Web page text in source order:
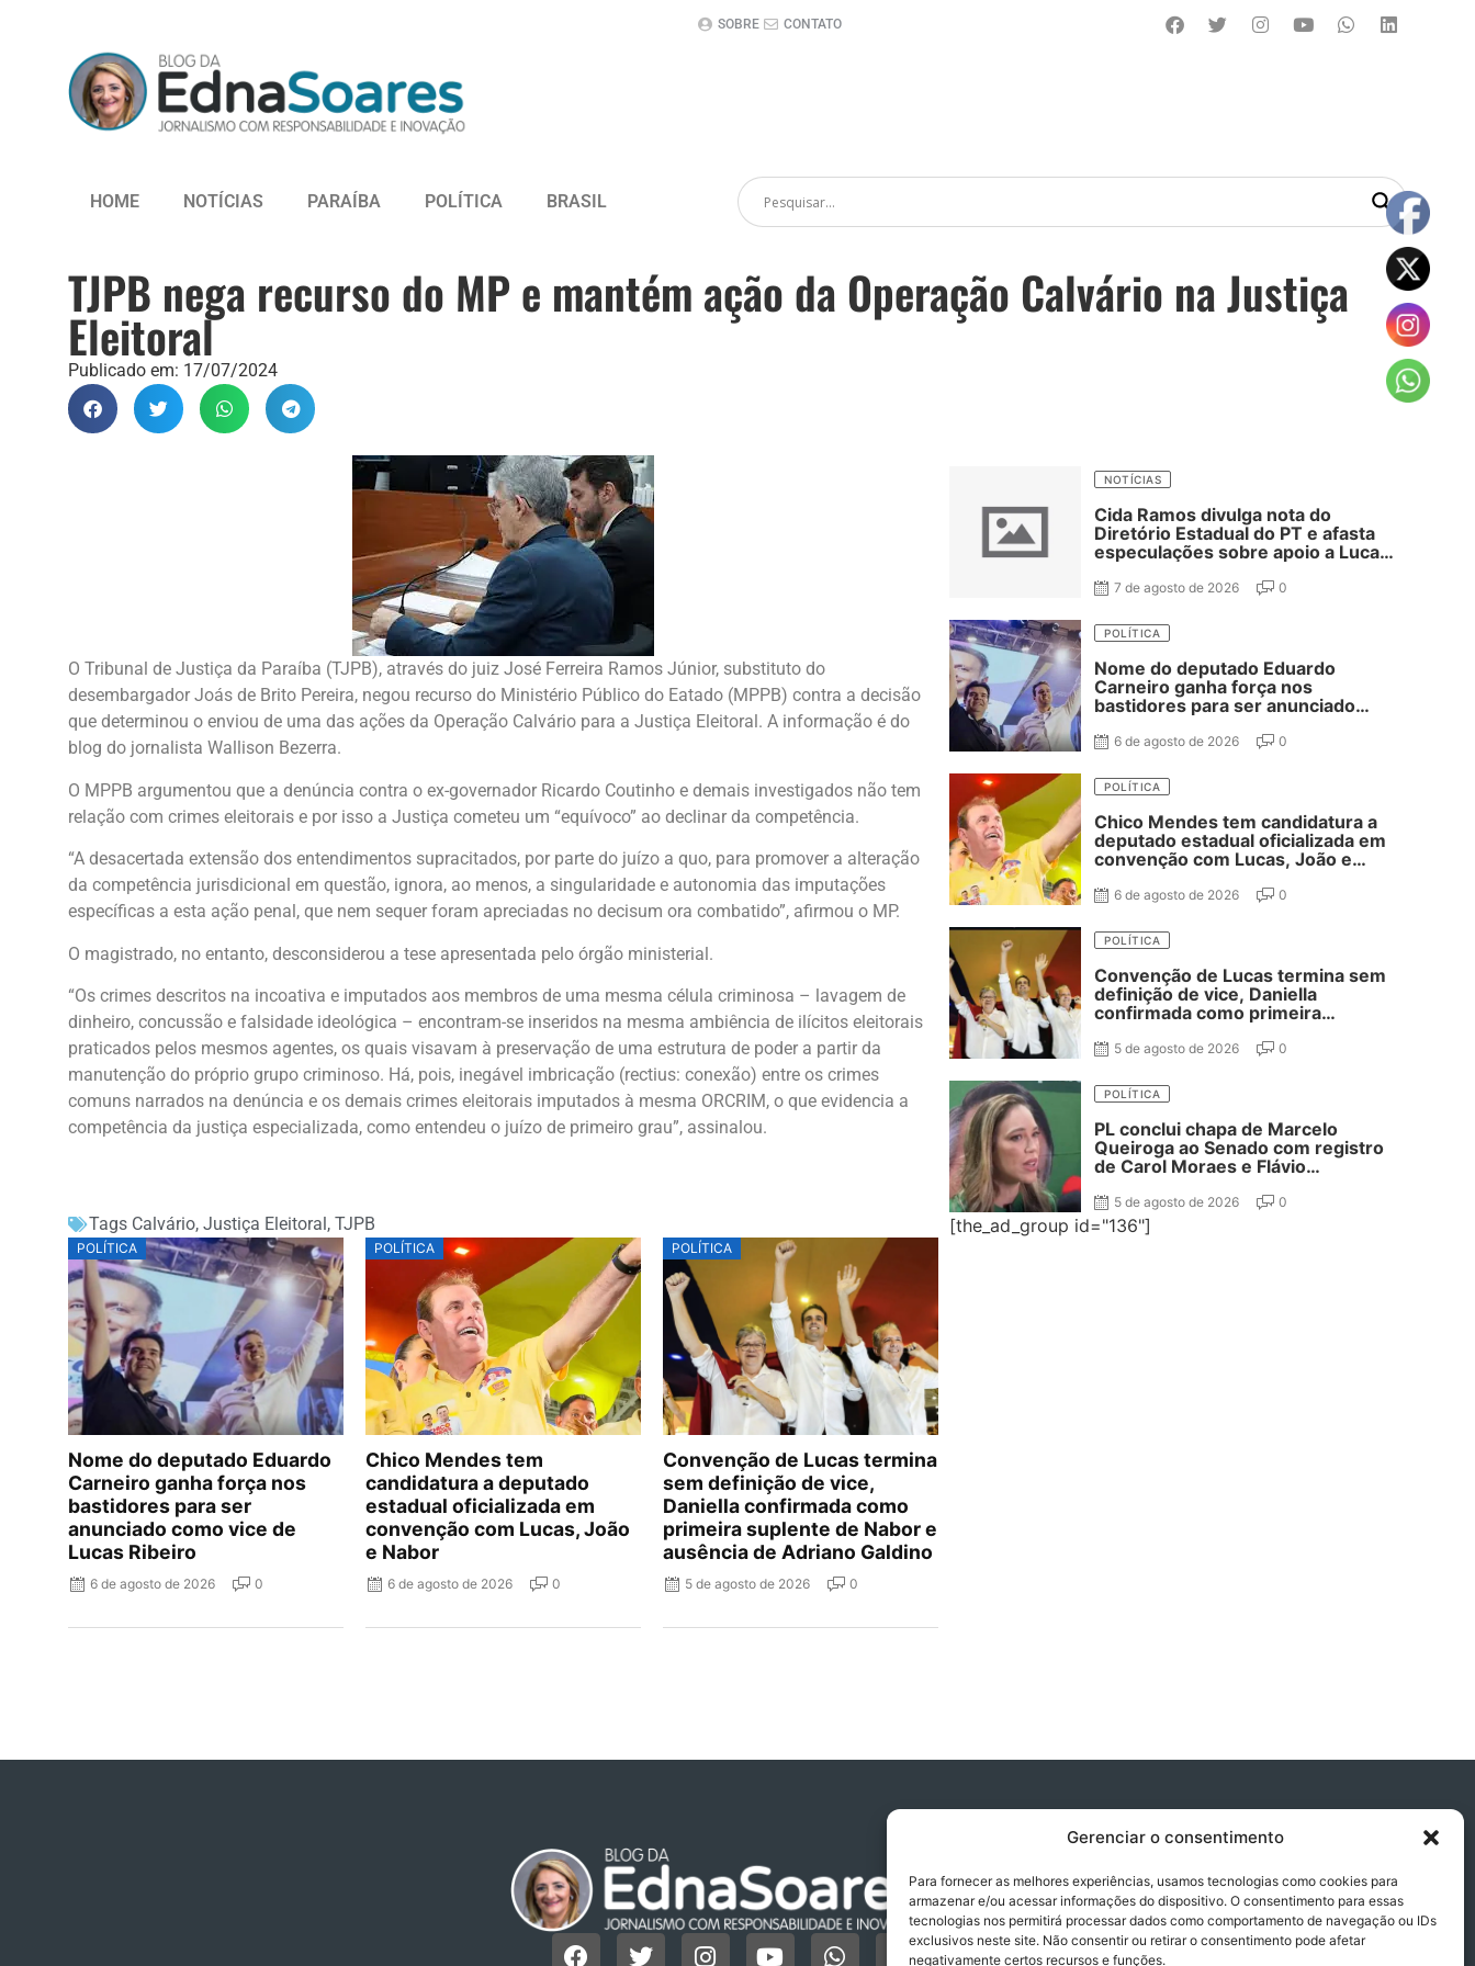
Gerenciar o consentimento
Para fornecer as melhores experiências, usamos tecnologias como cookies para
armazenar e/ou acessar informações do dispositivo. O consentimento para essas
tecnologias nos permitirá processar dados como comportamento de navegação ou IDs
exclusivos neste site. Não consentir ou retirar o consentimento pode afetar
negativamente certos recursos e funções.
SOBRE CONTATO
HOME NOTÍCIAS PARAÍBA POLÍTICA BRASIL
TJPB nega recurso do MP e mantém ação da Operação Calvário na Justiça
Eleitoral
Publicado em: 17/07/2024
O Tribunal de Justiça da Paraíba (TJPB), através do juiz José Ferreira Ramos Júnior, substituto do
desembargador Joás de Brito Pereira, negou recurso do Ministério Público do Eatado (MPPB) contra a decisão
que determinou o enviou de uma das ações da Operação Calvário para a Justiça Eleitoral. A informação é do
blog do jornalista Wallison Bezerra.
O MPPB argumentou que a denúncia contra o ex-governador Ricardo Coutinho e demais investigados não tem
relação com crimes eleitorais e por isso a Justiça cometeu um “equívoco” ao declinar da competência.
“A desacertada extensão dos entendimentos supracitados, por parte do juízo a quo, para promover a alteração
da competência jurisdicional em questão, ignora, ao menos, a singularidade e autonomia das imputações
específicas a esta ação penal, que nem sequer foram apreciadas no decisum ora combatido”, afirmou o MP.
O magistrado, no entanto, desconsiderou a tese apresentada pelo órgão ministerial.
“Os crimes descritos na incoativa e imputados aos membros de uma mesma célula criminosa – lavagem de
dinheiro, concussão e falsidade ideológica – encontram-se inseridos na mesma ambiência de ilícitos eleitorais
praticados pelos mesmos agentes, os quais visavam à preservação de uma estrutura de poder a partir da
manutenção do próprio grupo criminoso. Há, pois, inegável imbricação (rectius: conexão) entre os crimes
comuns narrados na denúncia e os demais crimes eleitorais imputados à mesma ORCRIM, o que evidencia a
competência da justiça especializada, como entendeu o juízo de primeiro grau”, assinalou.
Tags Calvário, Justiça Eleitoral , TJPB
POLÍTICA
Nome do deputado Eduardo
Carneiro ganha força nos
bastidores para ser
anunciado como vice de
Lucas Ribeiro
6 de agosto de 2026 0
POLÍTICA
Chico Mendes tem
candidatura a deputado
estadual oficializada em
convenção com Lucas, João
e Nabor
6 de agosto de 2026 0
POLÍTICA
Convenção de Lucas termina
sem definição de vice,
Daniella confirmada como
primeira suplente de Nabor e
ausência de Adriano Galdino
5 de agosto de 2026 0
NOTÍCIAS
Cida Ramos divulga nota do
Diretório Estadual do PT e afasta
especulações sobre apoio a Lucas,
7 de agosto de 2026 0
POLÍTICA
Nome do deputado Eduardo
Carneiro ganha força nos
bastidores para ser anunciado
6 de agosto de 2026 0
POLÍTICA
Chico Mendes tem candidatura a
deputado estadual oficializada em
convenção com Lucas, João e
6 de agosto de 2026 0
POLÍTICA
Convenção de Lucas termina sem
definição de vice, Daniella
confirmada como primeira
Adriano Galdino
5 de agosto de 2026 0
POLÍTICA
PL conclui chapa de Marcelo
Queiroga ao Senado com registro
de Carol Moraes e Flávio
5 de agosto de 2026 0
[the_ad_group id="136"]